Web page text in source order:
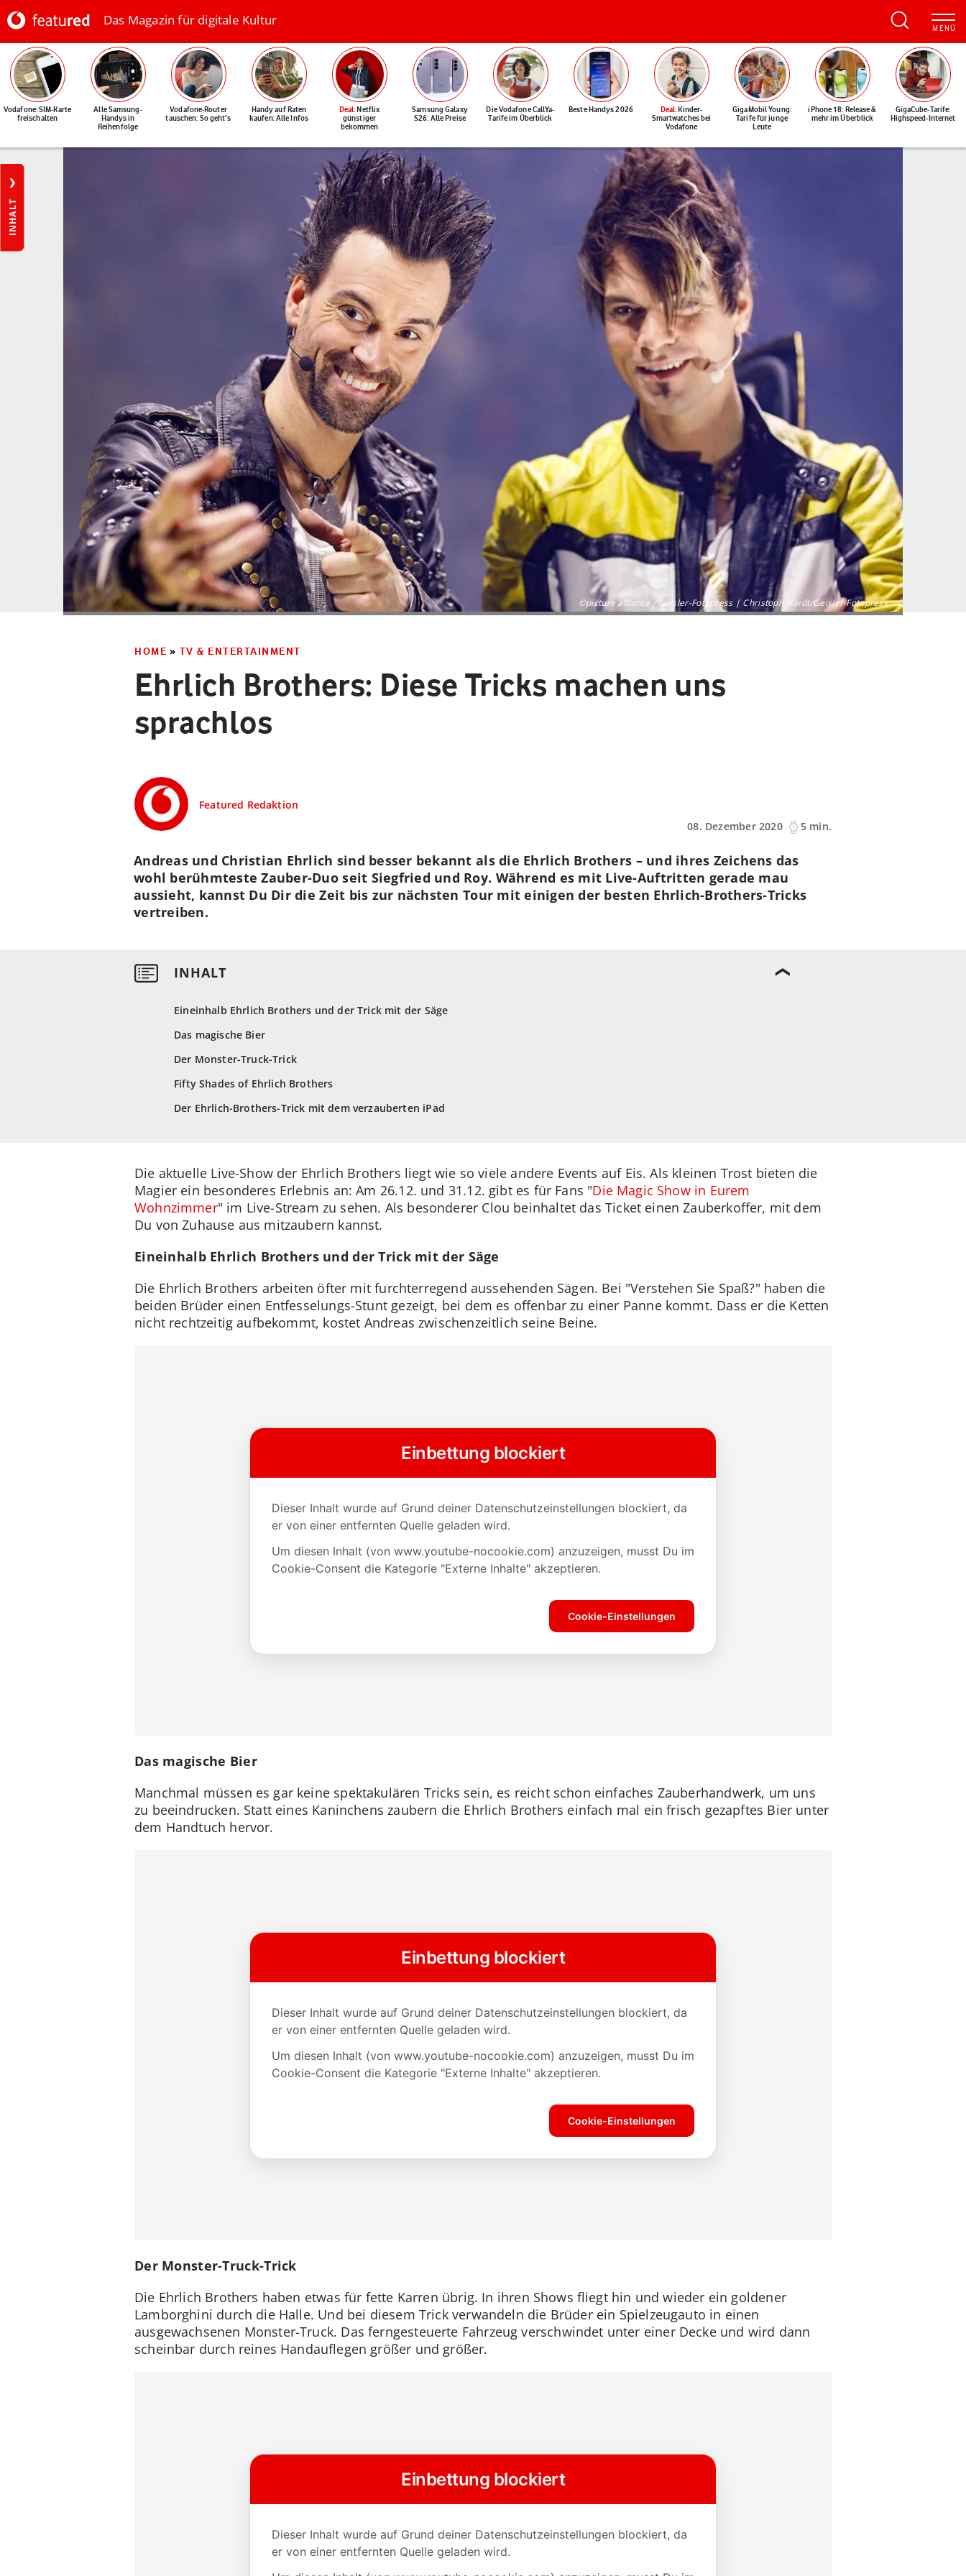
Das Magazin für digitale Kultur
Vodafone: SIM-Karte
freischalten
Alle Samsung-
Handys in
Reihenfolge
Vodafone-Router
tauschen: So geht's
Handy auf Raten
kaufen: Alle Infos
Deal: Netflix
günstiger
bekommen
Samsung Galaxy
S26: Alle Preise
Die Vodafone CallYa-
Tarife im Überblick
Beste Handys 2026 Deal: Kinder-
Smartwatches bei
Vodafone
GigaMobil Young:
Tarife für junge
Leute
iPhone 18: Release &
mehr im Überblick
GigaCube-Tarife:
Highspeed-Internet
INHALT
©picture alliance / Geisler-Fotopress | Christoph Hardt/Geisler-Fotopress
HOME » TV & ENTERTAINMENT
Ehrlich Brothers: Diese Tricks machen uns
sprachlos
Featured Redaktion
08. Dezember 2020
5 min.
Eineinhalb Ehrlich Brothers und der Trick mit der Säge
Das magische Bier
Der Monster-Truck-Trick
Fifty Shades of Ehrlich Brothers
Der Ehrlich-Brothers-Trick mit dem verzauberten iPad
Andreas und Christian Ehrlich sind besser bekannt als die Ehrlich Brothers – und ihres Zeichens das
wohl berühmteste Zauber-Duo seit Siegfried und Roy. Während es mit Live-Auftritten gerade mau
aussieht, kannst Du Dir die Zeit bis zur nächsten Tour mit einigen der besten Ehrlich-Brothers-Tricks
vertreiben.
Die aktuelle Live-Show der Ehrlich Brothers liegt wie so viele andere Events auf Eis. Als kleinen Trost bieten die
Magier ein besonderes Erlebnis an: Am 26.12. und 31.12. gibt es für Fans "Die Magic Show in Eurem
Wohnzimmer" im Live-Stream zu sehen. Als besonderer Clou beinhaltet das Ticket einen Zauberkoffer, mit dem
Du von Zuhause aus mitzaubern kannst.
Eineinhalb Ehrlich Brothers und der Trick mit der Säge
Die Ehrlich Brothers arbeiten öfter mit furchterregend aussehenden Sägen. Bei "Verstehen Sie Spaß?" haben die
beiden Brüder einen Entfesselungs-Stunt gezeigt, bei dem es offenbar zu einer Panne kommt. Dass er die Ketten
nicht rechtzeitig aufbekommt, kostet Andreas zwischenzeitlich seine Beine.
Das magische Bier
Manchmal müssen es gar keine spektakulären Tricks sein, es reicht schon einfaches Zauberhandwerk, um uns
zu beeindrucken. Statt eines Kaninchens zaubern die Ehrlich Brothers einfach mal ein frisch gezapftes Bier unter
dem Handtuch hervor.
Der Monster-Truck-Trick
Die Ehrlich Brothers haben etwas für fette Karren übrig. In ihren Shows fliegt hin und wieder ein goldener
Lamborghini durch die Halle. Und bei diesem Trick verwandeln die Brüder ein Spielzeugauto in einen
ausgewachsenen Monster-Truck. Das ferngesteuerte Fahrzeug verschwindet unter einer Decke und wird dann
scheinbar durch reines Handauflegen größer und größer.